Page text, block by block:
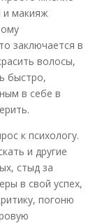
и макияж
заключается в
волосы,
быстро,
в себе в
к психологу.
и другие
стыд за
в свой успех,
погоню